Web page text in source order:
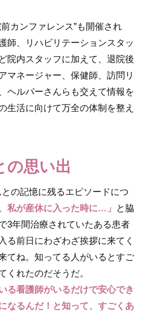
カンファレンス”も開催され
師、リハビリテーションスタッ
院内スタッフに加えて、退院後
マネージャー、保健師、訪問リ
ヘルパーさんらも交えて情報を
生活に向けて万全の体制を整え
の思い出
の記憶に残るエピソードにつ
、私が産休に入った時に…」 と脇
3年間治療されていたある患者
る前日にわざわざ挨拶に来てく
てね。知ってる人がいるとすご
くれたのだそうだ。
る看護師がいるだけで安心でき
なるんだ！と知って、すごくあ